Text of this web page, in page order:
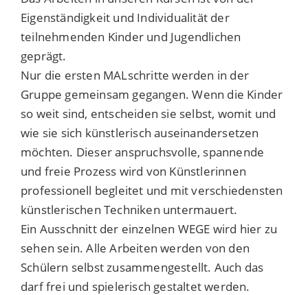
Eigenständigkeit und Individualität der
teilnehmenden Kinder und Jugendlichen
geprägt.
Nur die ersten MALschritte werden in der
Gruppe gemeinsam gegangen. Wenn die Kinder
so weit sind, entscheiden sie selbst, womit und
wie sie sich künstlerisch auseinandersetzen
möchten. Dieser anspruchsvolle, spannende
und freie Prozess wird von Künstlerinnen
professionell begleitet und mit verschiedensten
künstlerischen Techniken untermauert.
Ein Ausschnitt der einzelnen WEGE wird hier zu
sehen sein. Alle Arbeiten werden von den
Schülern selbst zusammengestellt. Auch das
darf frei und spielerisch gestaltet werden.